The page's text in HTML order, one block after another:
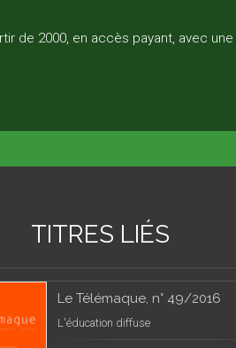
de 2000, en accès payant, avec une
TITRES LIÉS
Le Télémaque, n° 49/2016
L'éducation diffuse